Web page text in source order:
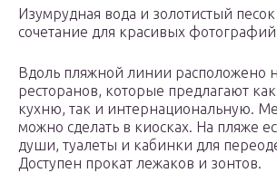
Изумрудная вода и золотистый
сочетание для красивых
Вдоль пляжной линии расположено
ресторанов, которые предлагают
кухню, так и интернациональную.
можно сделать в киосках. На пляже
души, туалеты и кабинки для
Доступен прокат лежаков и зонтов.